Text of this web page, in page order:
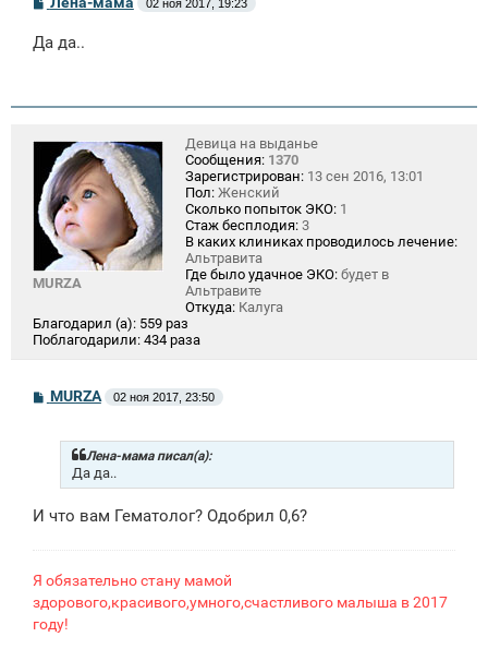
о
б
и
02 ноя 2017, 19:23
Да да..
MURZA
Девица на выданье
Сообщения: 1370
Зарегистрирован: 13 сен 2016, 13:01
Пол: Женский
Сколько попыток ЭКО: 1
Стаж бесплодия: 3
В каких клиниках проводилось лечение:
Альтравита
Где было удачное ЭКО: будет в
Альтравите
Откуда: Калуга
Благодарил (а): 559 раз
Поблагодарили: 434 раза
С
о
е
MURZA 02 ноя 2017, 23:50
Лена-мама писал(а):
Да да..
И что вам Гематолог? Одобрил 0,6?
Я обязательно стану мамой
здорового,красивого,умного,счастливого малыша в 2017
году!